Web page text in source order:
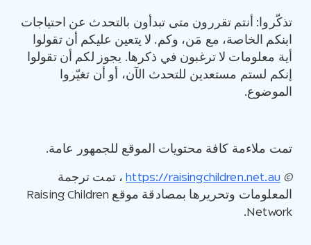
تذكّروا: أنتم تقررون متى تبدأون بالتحدث عن احتياجات
ابنكم الخاصة، مع مَن، وكم. لا يتعين عليكم أن تقولوا
أية معلومات لا ترغبون في ذكرها. يجوز لكم أن تقولوا
إنكم لستم مستعدين للتحدث الآن، أو أن تغيّروا
الموضوع.
تمت ملاءمة كافة محتويات الموقع للجمهور عامة.
©
https://raisingchildren.net.au، تمت ترجمة
المعلومات وتحريرها بمصادقة موقع Raising Children
Network.